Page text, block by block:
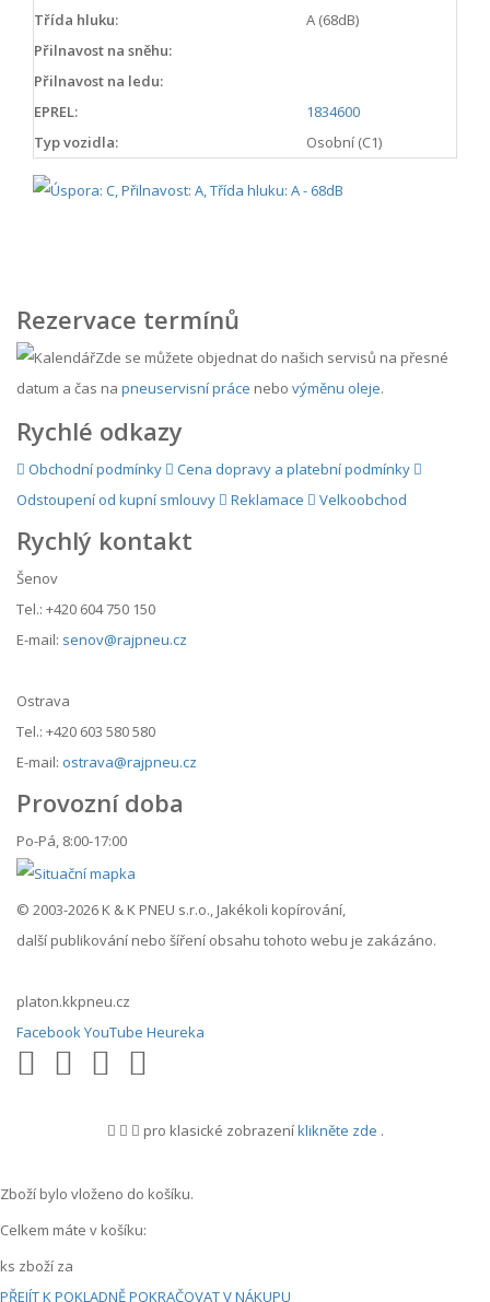
Třída hluku:
A (68dB)
Přilnavost na sněhu:
Přilnavost na ledu:
EPREL:
1834600
Typ vozidla:
Osobní (C1)
Rezervace termínů
Zde se můžete objednat do našich servisů na přesné
datum a čas na pneuservisní práce nebo výměnu oleje.
Rychlé odkazy
Obchodní podmínky
Cena dopravy a platební podmínky
Odstoupení od kupní smlouvy
Reklamace Velkoobchod
Rychlý kontakt
Šenov
Tel.: +420 604 750 150
E-mail: senov@rajpneu.cz
Ostrava
Tel.: +420 603 580 580
E-mail: ostrava@rajpneu.cz
Provozní doba
Po-Pá, 8:00-17:00
© 2003-2026 K & K PNEU s.r.o., Jakékoli kopírování,
další publikování nebo šíření obsahu tohoto webu je zakázáno.
platon.kkpneu.cz
Facebook YouTube Heureka
pro klasické zobrazeníklikněte zde .
Zboží bylo vloženo do košíku.
Celkem máte v košíku:
ks zboží za
PŘEJÍT K POKLADNĚPOKRAČOVAT V NÁKUPU